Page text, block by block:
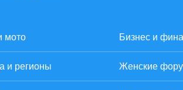
мото Бизнес и
и регионы Женские